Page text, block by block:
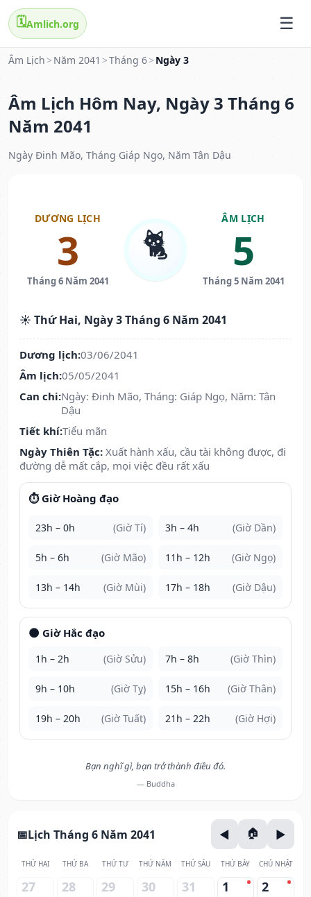
🗓️Amlich.org
Âm Lịch > Năm 2041 >Tháng 6> Ngày 3
Âm Lịch Hôm Nay, Ngày 3 Tháng 6
Năm 2041
Ngày Đinh Mão, Tháng Giáp Ngọ, Năm Tân Dậu
DƯƠNG LỊCH
3
Tháng 6 Năm 2041
🐈
ÂM LỊCH
5
Tháng 5 Năm 2041
☀️ Thứ Hai, Ngày 3 Tháng 6 Năm 2041
Dương lịch:03/06/2041
Âm lịch:05/05/2041
Can chi:Ngày: Đinh Mão, Tháng: Giáp Ngọ, Năm: Tân
Dậu
Tiết khí:Tiểu mãn
Ngày Thiên Tặc: Xuất hành xấu, cầu tài không được, đi
đường dễ mất cắp, mọi việc đều rất xấu
⏱️ Giờ Hoàng đạo
23h – 0h (Giờ Tí) 3h – 4h (Giờ Dần)
5h – 6h (Giờ Mão) 11h – 12h (Giờ Ngọ)
13h – 14h (Giờ Mùi) 17h – 18h (Giờ Dậu)
🌑 Giờ Hắc đạo
1h – 2h (Giờ Sửu) 7h – 8h (Giờ Thìn)
9h – 10h (Giờ Tỵ) 15h – 16h (Giờ Thân)
19h – 20h (Giờ Tuất) 21h – 22h (Giờ Hợi)
Bạn nghĩ gì, bạn trở thành điều đó.
— Buddha
Lịch Tháng 6 Năm 2041
THỨ HAI THỨ BA THỨ TƯ THỨ NĂM THỨ SÁU THỨ BẢY CHỦ NHẬT
27 28 29 30 31 1 2